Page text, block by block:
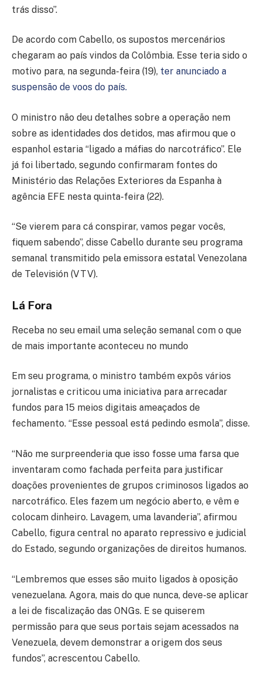
trás disso”.
De acordo com Cabello, os supostos mercenários
chegaram ao país vindos da Colômbia. Esse teria sido o
motivo para, na segunda-feira (19), ter anunciado a
suspensão de voos do país.
O ministro não deu detalhes sobre a operação nem
sobre as identidades dos detidos, mas afirmou que o
espanhol estaria “ligado a máfias do narcotráfico”. Ele
já foi libertado, segundo confirmaram fontes do
Ministério das Relações Exteriores da Espanha à
agência EFE nesta quinta-feira (22).
“Se vierem para cá conspirar, vamos pegar vocês,
fiquem sabendo”, disse Cabello durante seu programa
semanal transmitido pela emissora estatal Venezolana
de Televisión (VTV).
Lá Fora
Receba no seu email uma seleção semanal com o que
de mais importante aconteceu no mundo
Em seu programa, o ministro também expôs vários
jornalistas e criticou uma iniciativa para arrecadar
fundos para 15 meios digitais ameaçados de
fechamento. “Esse pessoal está pedindo esmola”, disse.
“Não me surpreenderia que isso fosse uma farsa que
inventaram como fachada perfeita para justificar
doações provenientes de grupos criminosos ligados ao
narcotráfico. Eles fazem um negócio aberto, e vêm e
colocam dinheiro. Lavagem, uma lavanderia”, afirmou
Cabello, figura central no aparato repressivo e judicial
do Estado, segundo organizações de direitos humanos.
“Lembremos que esses são muito ligados à oposição
venezuelana. Agora, mais do que nunca, deve-se aplicar
a lei de fiscalização das ONGs. E se quiserem
permissão para que seus portais sejam acessados na
Venezuela, devem demonstrar a origem dos seus
fundos”, acrescentou Cabello.